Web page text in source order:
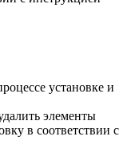
установке и
элементы
в соответствии с